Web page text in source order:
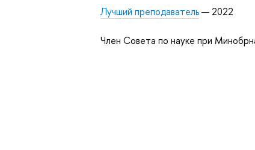
Лучший преподаватель— 2022
Член Совета по науке при